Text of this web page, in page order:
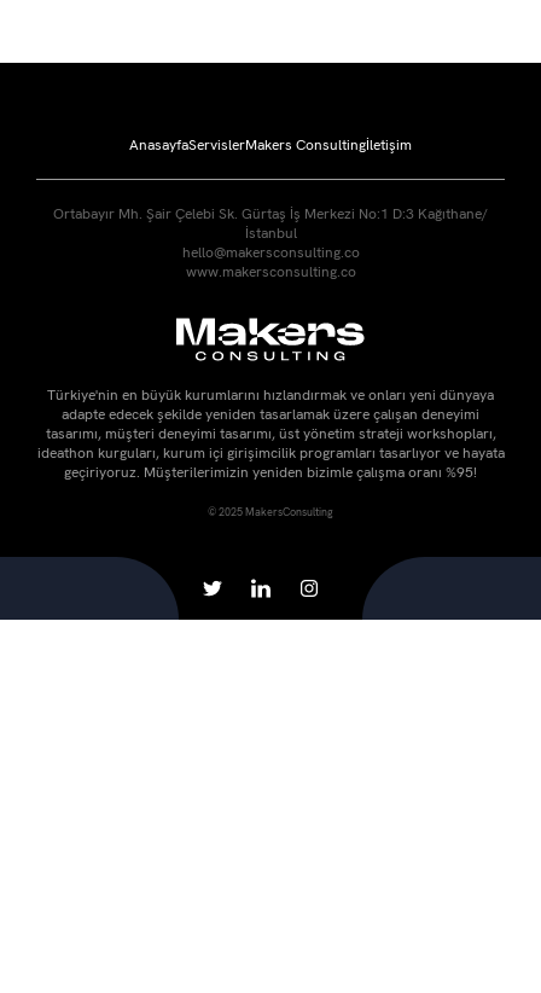
AnasayfaServislerMakers Consultingİletişim
Ortabayır Mh. Şair Çelebi Sk. Gürtaş İş Merkezi No:1 D:3 Kağıthane/
İstanbul
hello@makersconsulting.co
www.makersconsulting.co
Türkiye'nin en büyük kurumlarını hızlandırmak ve onları yeni dünyaya
adapte edecek şekilde yeniden tasarlamak üzere çalışan deneyimi
tasarımı, müşteri deneyimi tasarımı, üst yönetim strateji workshopları,
ideathon kurguları, kurum içi girişimcilik programları tasarlıyor ve hayata
geçiriyoruz. Müşterilerimizin yeniden bizimle çalışma oranı %95!
© 2025 MakersConsulting